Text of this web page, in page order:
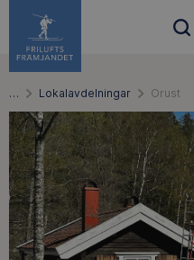
… Lokalavdelningar Orust